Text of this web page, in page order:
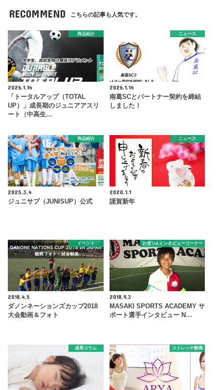
RECOMMEND こちらの記事も人気です。
商品紹介
2026.1.14
「トータルアップ（TOTAL
UP）」成長期のジュニアアスリ
ート（中高生…
ニュース
2026.1.14
南葛SCとパートナー契約を締結
しました！
商品紹介
2025.3.4
ジュニサプ（JUNISUP）公式
ニュース
2020.1.1
謹賀新年
イベント
2018.4.5
ダノンネーションズカップ2018
大会動画＆フォト
お便り&インタビューコーナー
2018.9.3
MASAKI SPORTS ACADEMY サ
ポート選手インタビュー N…
成長コラム ストレッチ動画